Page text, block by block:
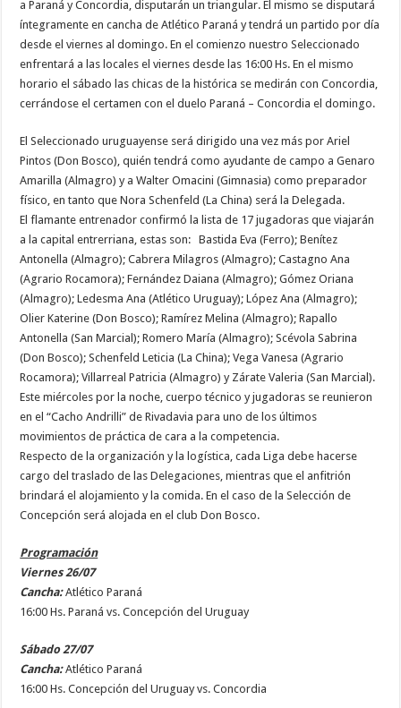
a Paraná y Concordia, disputarán un triangular. El mismo se disputará
íntegramente en cancha de Atlético Paraná y tendrá un partido por día
desde el viernes al domingo. En el comienzo nuestro Seleccionado
enfrentará a las locales el viernes desde las 16:00 Hs. En el mismo
horario el sábado las chicas de la histórica se medirán con Concordia,
cerrándose el certamen con el duelo Paraná – Concordia el domingo.
El Seleccionado uruguayense será dirigido una vez más por Ariel
Pintos (Don Bosco), quién tendrá como ayudante de campo a Genaro
Amarilla (Almagro) y a Walter Omacini (Gimnasia) como preparador
físico, en tanto que Nora Schenfeld (La China) será la Delegada.
El flamante entrenador confirmó la lista de 17 jugadoras que viajarán
a la capital entrerriana, estas son: Bastida Eva (Ferro); Benítez
Antonella (Almagro); Cabrera Milagros (Almagro); Castagno Ana
(Agrario Rocamora); Fernández Daiana (Almagro); Gómez Oriana
(Almagro); Ledesma Ana (Atlético Uruguay); López Ana (Almagro);
Olier Katerine (Don Bosco); Ramírez Melina (Almagro); Rapallo
Antonella (San Marcial); Romero María (Almagro); Scévola Sabrina
(Don Bosco); Schenfeld Leticia (La China); Vega Vanesa (Agrario
Rocamora); Villarreal Patricia (Almagro) y Zárate Valeria (San Marcial).
Este miércoles por la noche, cuerpo técnico y jugadoras se reunieron
en el “Cacho Andrilli” de Rivadavia para uno de los últimos
movimientos de práctica de cara a la competencia.
Respecto de la organización y la logística, cada Liga debe hacerse
cargo del traslado de las Delegaciones, mientras que el anfitrión
brindará el alojamiento y la comida. En el caso de la Selección de
Concepción será alojada en el club Don Bosco.
Programación
Viernes 26/07
Cancha:Atlético Paraná
16:00 Hs. Paraná vs. Concepción del Uruguay
Sábado 27/07
Cancha:Atlético Paraná
16:00 Hs. Concepción del Uruguay vs. Concordia